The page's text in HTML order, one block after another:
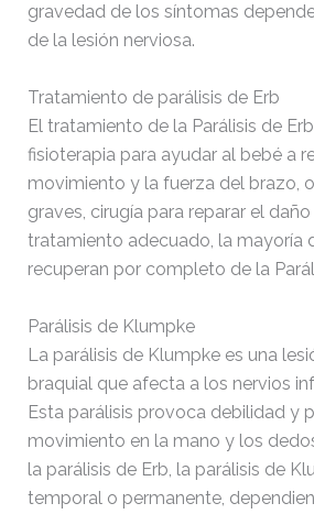
gravedad de los síntomas
de la lesión nerviosa.
Tratamiento de parálisis de Erb
El tratamiento de la Parálisis de
fisioterapia para ayudar al bebé a
movimiento y la fuerza del brazo,
graves, cirugía para reparar el
tratamiento adecuado, la mayoría
recuperan por completo de la
Parálisis de Klumpke
La parálisis de Klumpke es una
braquial que afecta a los nervios
Esta parálisis provoca debilidad y
movimiento en la mano y los
la parálisis de Erb, la parálisis de
temporal o permanente,